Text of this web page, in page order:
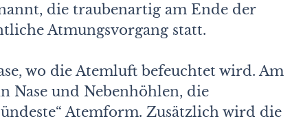
die traubenartig am Ende der
Atmungsvorgang statt.
wo die Atemluft befeuchtet wird. Am
Nase und Nebenhöhlen, die
Atemform. Zusätzlich wird die